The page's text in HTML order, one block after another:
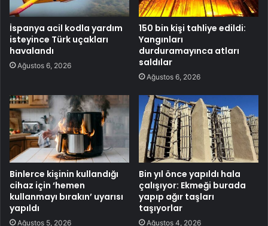
İspanya acil kodla yardım
isteyince Türk uçakları
havalandı
Ağustos 6, 2026
150 bin kişi tahliye edildi:
Yangınları
durduramayınca atları
saldılar
Ağustos 6, 2026
Binlerce kişinin kullandığı
cihaz için ‘hemen
kullanmayı bırakın’ uyarısı
yapıldı
Ağustos 5, 2026
Bin yıl önce yapıldı hala
çalışıyor: Ekmeği burada
yapıp ağır taşları
taşıyorlar
Ağustos 4, 2026